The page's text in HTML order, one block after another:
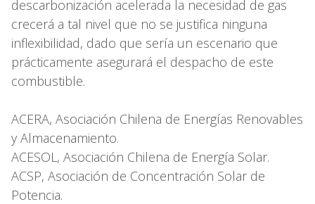
descarbonización acelerada la necesidad de gas
crecerá a tal nivel que no se justifica ninguna
inflexibilidad, dado que sería un escenario que
prácticamente asegurará el despacho de este
combustible.
ACERA, Asociación Chilena de Energías Renovables
y Almacenamiento.
ACESOL, Asociación Chilena de Energía Solar.
ACSP, Asociación de Concentración Solar de
Potencia.